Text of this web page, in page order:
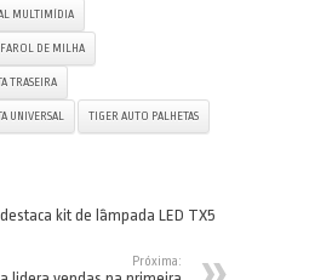
MULTIMÍDIA
DE MILHA
TRASEIRA
UNIVERSAL TIGER AUTO PALHETAS
kit de lâmpada LED TX5
Próxima: